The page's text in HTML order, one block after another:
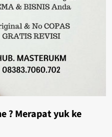
? Merapat yuk ke